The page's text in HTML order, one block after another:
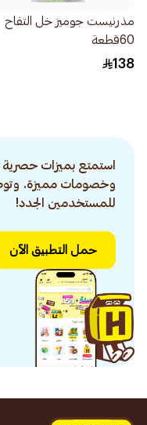
مذرنيست جوميز خل التفاح
60قطعة
138
استمتع بميزات
وخصومات مميزة.
للمستخدمين الجدد!
حمل التطبيق الآن